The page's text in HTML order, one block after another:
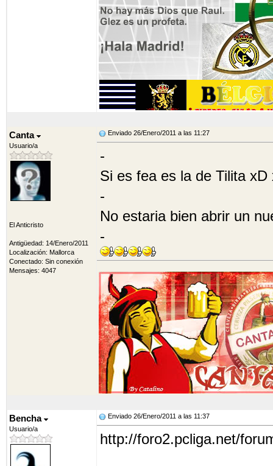
Canta
Usuario/a
El Anticristo
Antigüedad: 14/Enero/2011
Localización: Mallorca
Conectado: Sin conexión
Mensajes: 4047
Enviado 26/Enero/2011 a las 11:27
-
Si es fea es la de Tilita xD
-
No estaria bien abrir un
-
Bencha
Usuario/a
Enviado 26/Enero/2011 a las 11:37
http://foro2.pcliga.net/